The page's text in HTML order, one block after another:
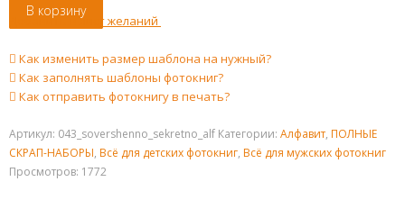
В корзину
Добавить в лист желаний
Как изменить размер шаблона на нужный?
Как заполнять шаблоны фотокниг?
Как отправить фотокнигу в печать?
Артикул: 043_sovershenno_sekretno_alf Категории: Алфавит, ПОЛНЫЕ
СКРАП-НАБОРЫ, Всё для детских фотокниг, Всё для мужских фотокниг
Просмотров: 1772